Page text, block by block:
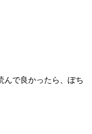
んで良かったら、ぽち